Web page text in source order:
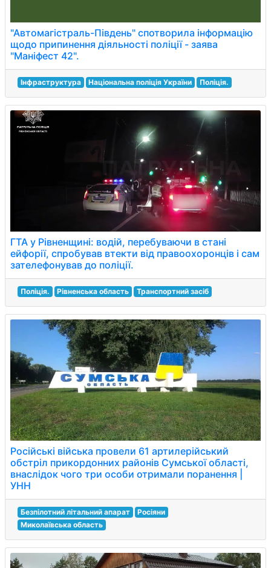
"Автомагістраль-Південь" спотворила інформацію
щодо припинення діяльності поліції - заява
"Маніфест 42".
Інфраструктура Національна поліція України Поліція.
ГТА у Рівненщині: водій, перебуваючи в стані
ейфорії, спробував втекти від правоохоронців і сам
зателефонував до поліції.
Поліція. Рівненська область Транспортний засіб
Російські війська провели 61 артилерійський
обстріл прикордонних районів Сумської області,
внаслідок чого три особи отримали поранення |
УНН
Безпілотний літальний апарат
Росіяни
Миколаївська область